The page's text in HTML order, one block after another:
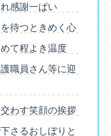
感謝一ぱい
待つときめく心
て程よき温度
職員さん等に迎
わす笑顔の挨拶
さるおしぼりと